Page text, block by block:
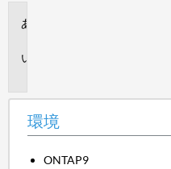
環境
ONTAP9